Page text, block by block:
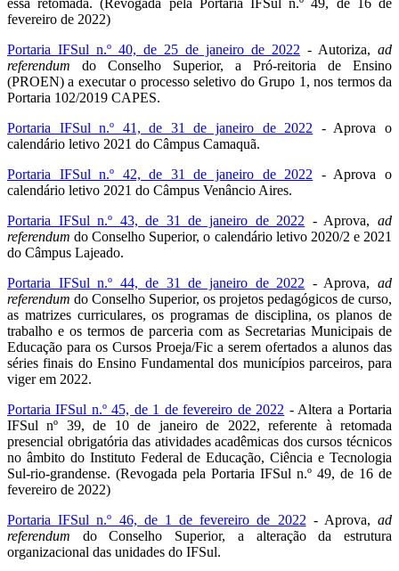
essa retomada. (Revogada pela Portaria IFSul n.º 49, de 16 de
fevereiro de 2022)
Portaria IFSul n.º 40, de 25 de janeiro de 2022 - Autoriza, ad
referendum do Conselho Superior, a Pró-reitoria de Ensino
(PROEN) a executar o processo seletivo do Grupo 1, nos termos da
Portaria 102/2019 CAPES.
Portaria IFSul n.º 41, de 31 de janeiro de 2022 - Aprova o
calendário letivo 2021 do Câmpus Camaquã.
Portaria IFSul n.º 42, de 31 de janeiro de 2022 - Aprova o
calendário letivo 2021 do Câmpus Venâncio Aires.
Portaria IFSul n.º 43, de 31 de janeiro de 2022 - Aprova, ad
referendum do Conselho Superior, o calendário letivo 2020/2 e 2021
do Câmpus Lajeado.
Portaria IFSul n.º 44, de 31 de janeiro de 2022 - Aprova, ad
referendum do Conselho Superior, os projetos pedagógicos de curso,
as matrizes curriculares, os programas de disciplina, os planos de
trabalho e os termos de parceria com as Secretarias Municipais de
Educação para os Cursos Proeja/Fic a serem ofertados a alunos das
séries finais do Ensino Fundamental dos municípios parceiros, para
viger em 2022.
Portaria IFSul n.º 45, de 1 de fevereiro de 2022 - Altera a Portaria
IFSul nº 39, de 10 de janeiro de 2022, referente à retomada
presencial obrigatória das atividades acadêmicas dos cursos técnicos
no âmbito do Instituto Federal de Educação, Ciência e Tecnologia
Sul-rio-grandense. (Revogada pela Portaria IFSul n.º 49, de 16 de
fevereiro de 2022)
Portaria IFSul n.º 46, de 1 de fevereiro de 2022 - Aprova, ad
referendum do Conselho Superior, a alteração da estrutura
organizacional das unidades do IFSul.